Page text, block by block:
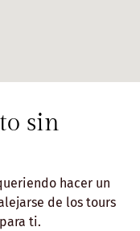
sin
hacer un
de los tours
ti.